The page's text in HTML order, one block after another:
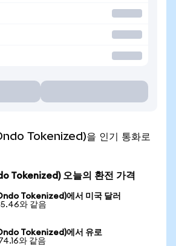
Tokenized)을 인기 통화로
Tokenized) 오늘의 환전 가격
Tokenized)에서 미국 달러
와 같음
Tokenized)에서 유로
와 같음